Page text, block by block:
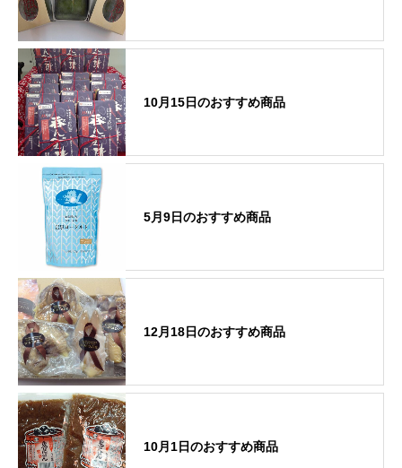
10月15日のおすすめ商品
5月9日のおすすめ商品
12月18日のおすすめ商品
10月1日のおすすめ商品